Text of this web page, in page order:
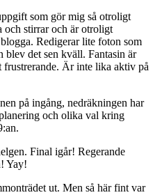
som gör mig så otroligt
och stirrar och är otroligt
Redigerar lite foton som
blev det sen kväll. Fantasin är
frustrerande. Är inte lika aktiv på
på ingång, nedräkningen har
och olika val kring
Final igår! Regerande
Yay!
ut. Men så här fint var